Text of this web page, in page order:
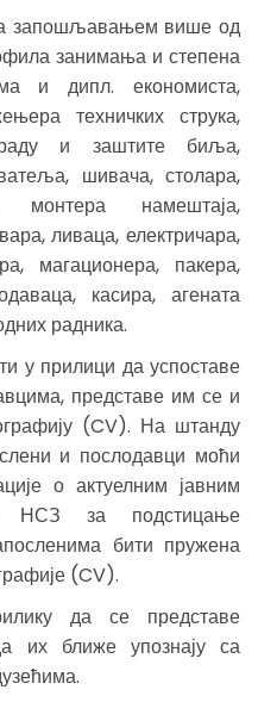
запошљавањем више од
занимања и степена
и дипл. економиста,
техничких струка,
и заштите биља,
шивача, столара,
монтера намештаја,
ливаца, електричара,
магационера, пакера,
касира, агената
радника.
у прилици да успоставе
представе им се и
(CV). На штанду
и послодавци моћи
о актуелним јавним
НСЗ за подстицање
бити пружена
(CV).
да се представе
их ближе упознају са